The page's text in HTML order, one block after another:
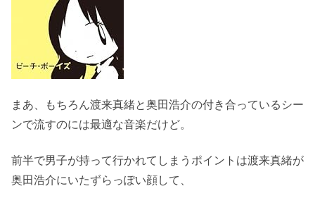
まあ、もちろん渡来真緒と奥田浩介の付き合っているシー
ンで流すのには最適な音楽だけど。
前半で男子が持って行かれてしまうポイントは渡来真緒が
奥田浩介にいたずらっぽい顔して、